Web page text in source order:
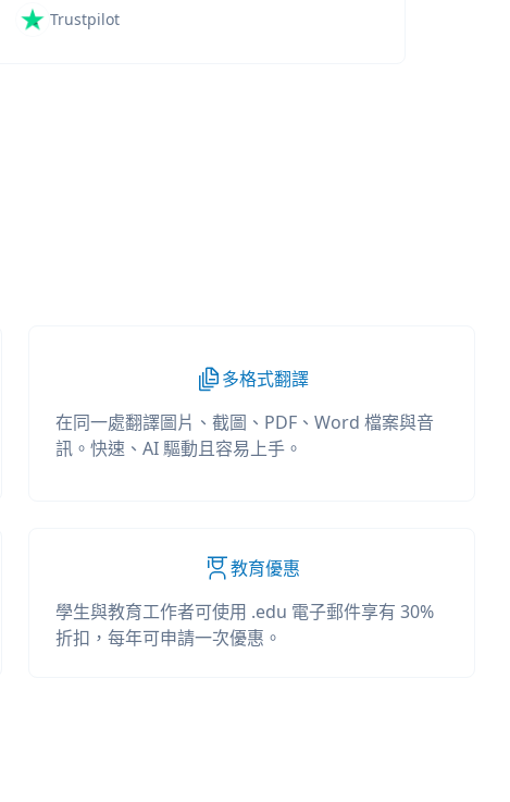
Trustpilot
多格式翻譯
在同一處翻譯圖片、截圖、PDF、Word 檔案與音
訊。快速、AI 驅動且容易上手。
教育優惠
學生與教育工作者可使用 .edu 電子郵件享有 30%
折扣，每年可申請一次優惠。